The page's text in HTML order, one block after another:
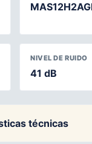
NIVEL DE RUIDO
41 dB
técnicas